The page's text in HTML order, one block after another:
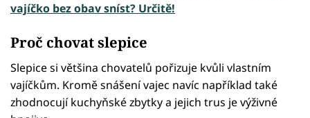
vajíčko bez obav sníst? Určitě!
Proč chovat slepice
Slepice si většina chovatelů pořizuje kvůli vlastním
vajíčkům. Kromě snášení vajec navíc například také
zhodnocují kuchyňské zbytky a jejich trus je výživné